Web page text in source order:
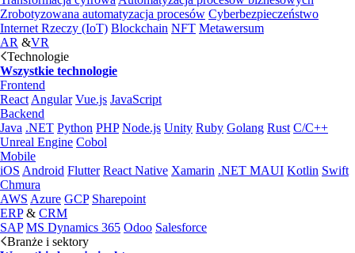
Zrobotyzowana automatyzacja procesów Cyberbezpieczeństwo
Internet Rzeczy (IoT) Blockchain NFT Metawersum
AR &VR
Technologie
Wszystkie technologie
Frontend
React Angular Vue.js JavaScript
Backend
Java .NET Python PHP Node.js Unity Ruby Golang Rust C/C++
Unreal Engine Cobol
Mobile
iOS Android Flutter React Native Xamarin .NET MAUI Kotlin Swift
Chmura
AWS Azure GCP Sharepoint
ERP& CRM
SAP MS Dynamics 365 Odoo Salesforce
Branże i sektory